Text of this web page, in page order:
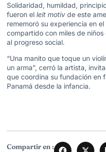
Solidaridad, humildad,
fueron el leit motiv de este
rememoró su experiencia en
compartido con miles de
al progreso social.
“Una manito que toque un
un arma”, cerró la artista,
que coordina su fundación en
Panamá desde la infancia.
Compartir en :